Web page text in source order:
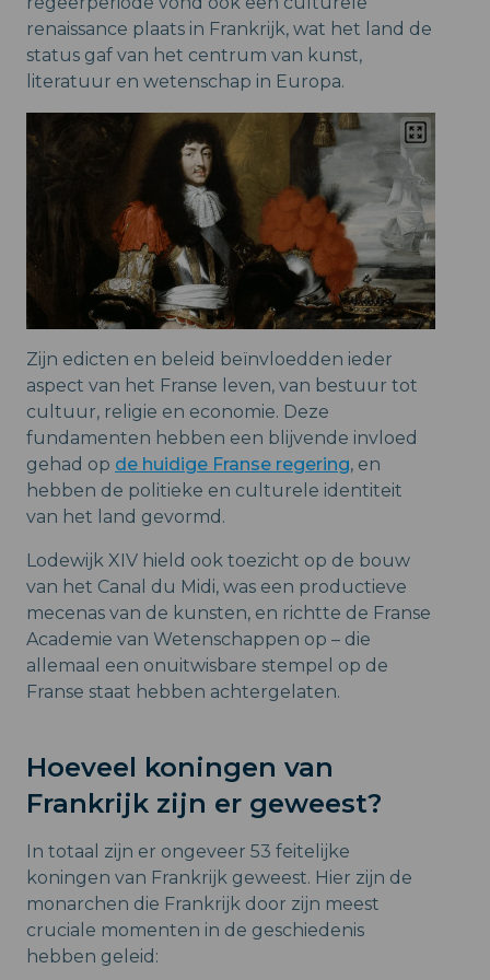
renaissance plaats in Frankrijk, wat het land de
status gaf van het centrum van kunst,
literatuur en wetenschap in Europa.
Zijn edicten en beleid beïnvloedden ieder
aspect van het Franse leven, van bestuur tot
cultuur, religie en economie. Deze
fundamenten hebben een blijvende invloed
gehad op de huidige Franse regering, en
hebben de politieke en culturele identiteit
van het land gevormd.
Lodewijk XIV hield ook toezicht op de bouw
van het Canal du Midi, was een productieve
mecenas van de kunsten, en richtte de Franse
Academie van Wetenschappen op – die
allemaal een onuitwisbare stempel op de
Franse staat hebben achtergelaten.
Hoeveel koningen van
Frankrijk zijn er geweest?
In totaal zijn er ongeveer 53 feitelijke
koningen van Frankrijk geweest. Hier zijn de
monarchen die Frankrijk door zijn meest
cruciale momenten in de geschiedenis
hebben geleid: